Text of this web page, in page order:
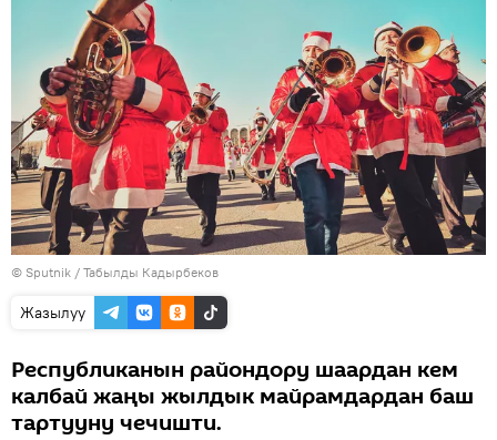
© Sputnik / Табылды Кадырбеков
Жазылуу
Республиканын райондору шаардан кем
калбай жаңы жылдык майрамдардан баш
тартууну чечишти.